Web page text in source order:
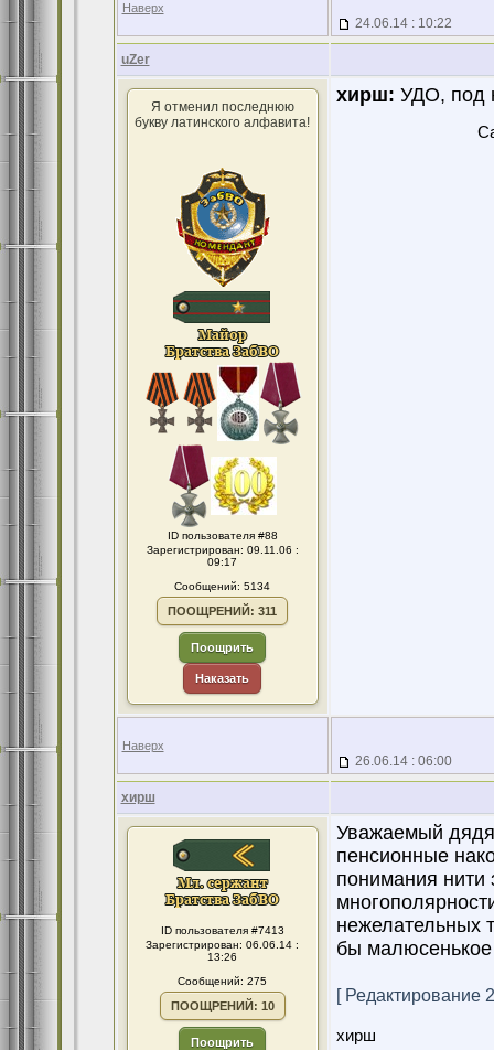
Наверх
24.06.14 : 10:22
uZer
Я отменил последнюю
букву латинского алфавита!
ID пользователя #88
Зарегистрирован: 09.11.06 :
09:17
Сообщений: 5134
ПООЩРЕНИЙ: 311
Поощрить
Наказать
хирш: УДО, под
Наверх
26.06.14 : 06:00
хирш
ID пользователя #7413
Зарегистрирован: 06.06.14 :
13:26
Сообщений: 275
ПООЩРЕНИЙ: 10
Поощрить
Уважаемый дядя
пенсионные
понимания нити
нежелательных
бы
[ Редактирование
хирш